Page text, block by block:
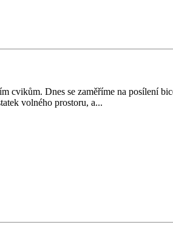
cvikům. Dnes se zaměříme na posílení
volného prostoru, a...